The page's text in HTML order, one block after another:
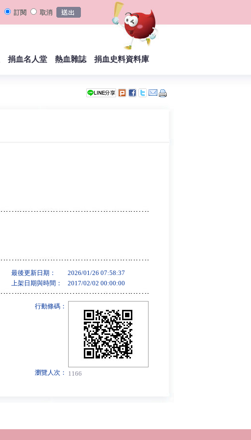
訂閱 取消
捐血名人堂 熱血雜誌 捐血史料資料庫
最後更新日期：
2026/01/26 07:58:37
上架日期與時間：
2017/02/02 00:00:00
行動條碼：
瀏覽人次： 1166